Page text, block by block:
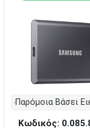
Παρόμοια Βάσει
Κωδικός: